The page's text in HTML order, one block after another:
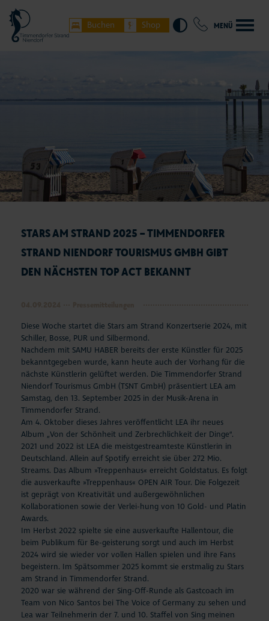
Buchen Shop MENÜ
STARS AM STRAND 2025 – TIMMENDORFER
STRAND NIENDORF TOURISMUS GMBH GIBT
DEN NÄCHSTEN TOP ACT BEKANNT
Diese Woche startet die Stars am Strand Konzertserie 2024, mit
Schiller, Bosse, PUR und Silbermond.
Nachdem mit SAMU HABER bereits der erste Künstler für 2025
bekanntgegeben wurde, kann heute auch der Vorhang für die
nächste Künstlerin gelüftet werden. Die Timmendorfer Strand
Niendorf Tourismus GmbH (TSNT GmbH) präsentiert LEA am
Samstag, den 13. September 2025 in der Musik-Arena in
Timmendorfer Strand.
Am 4. Oktober dieses Jahres veröffentlicht LEA ihr neues
Album „Von der Schönheit und Zerbrechlichkeit der Dinge“.
2021 und 2022 ist LEA die meistgestreamteste Künstlerin in
Deutschland. Allein auf Spotify erreicht sie über 272 Mio.
Streams. Das Album »Treppenhaus« erreicht Goldstatus. Es folgt
die ausverkaufte »Treppenhaus« OPEN AIR Tour. Die Folgezeit
ist geprägt von Kreativität und außergewöhnlichen
Kollaborationen sowie der Verlei-hung von 10 Gold- und Platin
Awards.
Im Herbst 2022 spielte sie eine ausverkaufte Hallentour, die
beim Publikum für Be-geisterung sorgt und auch im Herbst
2024 wird sie wieder vor vollen Hallen spielen und ihre Fans
begeistern. Im Spätsommer 2025 kommt sie erstmalig zu Stars
am Strand in Timmendorfer Strand.
2020 war sie während der Sing-Off-Runde als Gastcoach im
Team von Nico Santos bei The Voice of Germany zu sehen und
Lea war Teilnehmerin der 7. und 10. Staffel von Sing meinen